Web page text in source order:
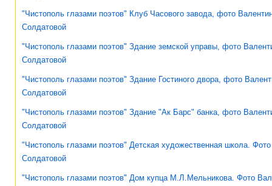
"Чистополь глазами поэтов" Клуб Часового завода, фото
Солдатовой
"Чистополь глазами поэтов" Здание земской управы, фото
Солдатовой
"Чистополь глазами поэтов" Здание Гостиного двора, фото
Солдатовой
"Чистополь глазами поэтов" Здание "Ак Барс" банка, фото
Солдатовой
"Чистополь глазами поэтов" Детская художественная школа.
Солдатовой
"Чистополь глазами поэтов" Дом купца М.Л.Мельникова. Фото